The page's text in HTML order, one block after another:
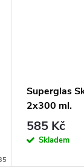
Superglas
2x300 ml.
585 Kč
Skladem